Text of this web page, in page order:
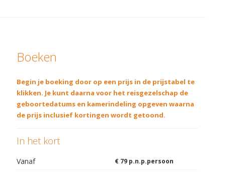
Boeken
Begin je boeking door op een prijs in de prijstabel te
klikken. Je kunt daarna voor het reisgezelschap de
geboortedatums en kamerindeling opgeven waarna
de prijs inclusief kortingen wordt getoond.
In het kort
Vanaf € 79 p.n.p.persoon